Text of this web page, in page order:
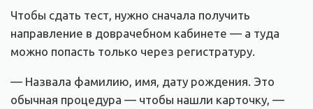
Чтобы сдать тест, нужно сначала получить
направление в доврачебном кабинете — а туда
можно попасть только через регистратуру.
— Назвала фамилию, имя, дату рождения. Это
обычная процедура — чтобы нашли карточку, —